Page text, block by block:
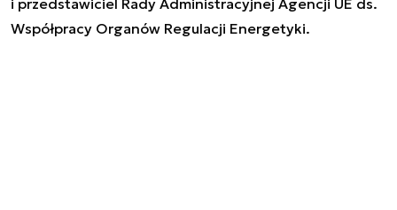
Współpracy Organów Regulacji Energetyki.